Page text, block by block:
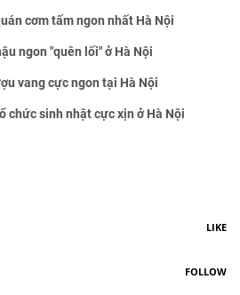
cơm tấm ngon nhất Hà Nội
ngon "quên lối" ở Hà Nội
vang cực ngon tại Hà Nội
chức sinh nhật cực xịn ở Hà Nội
LIKE
FOLLOW